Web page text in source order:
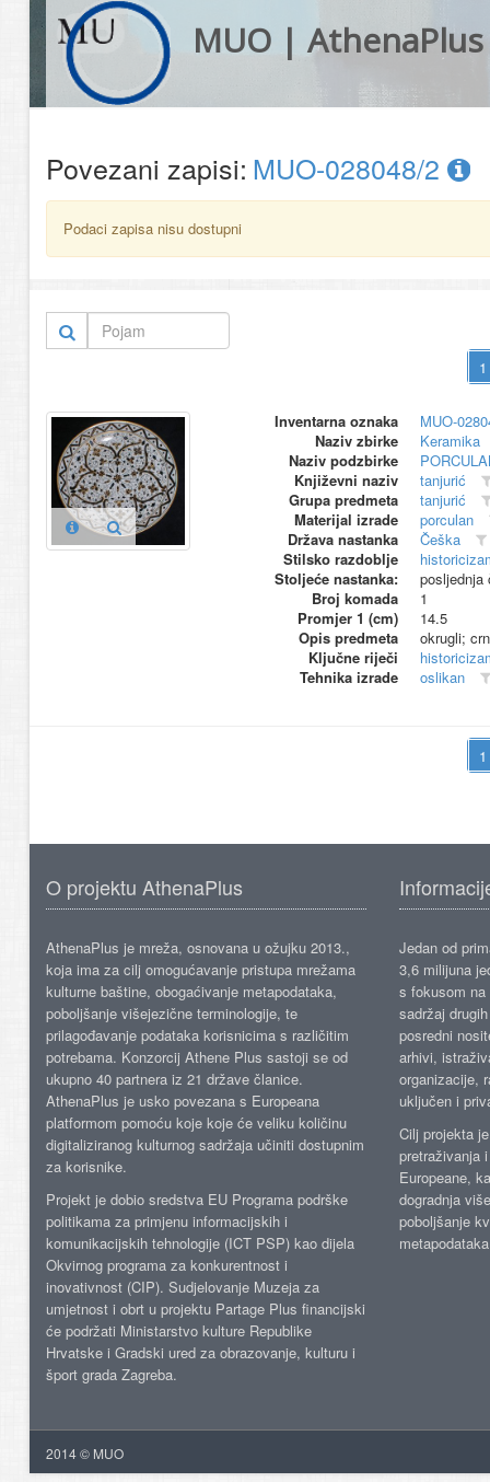
MUO | AthenaPlus
Povezani zapisi: MUO-028048/2
Podaci zapisa nisu dostupni
Inventarna oznaka
MUO-
Naziv zbirke
Keramika
Naziv podzbirke
Književni naziv
tanjurić
Grupa predmeta
tanjurić
Materijal izrade
porculan
Država nastanka
Češka
Stilsko razdoblje
Stoljeće nastanka:
posljednja
Broj komada
1
Promjer 1 (cm)
14.5
Opis predmeta
okrugli;
Ključne riječi
Tehnika izrade
oslikan
O projektu AthenaPlus
AthenaPlus je mreža, osnovana u ožujku 2013.,
koja ima za cilj omogućavanje pristupa mrežama
kulturne baštine, obogaćivanje metapodataka,
poboljšanje višejezične terminologije, te
prilagođavanje podataka korisnicima s različitim
potrebama. Konzorcij Athene Plus sastoji se od
ukupno 40 partnera iz 21 države članice.
AthenaPlus je usko povezana s Europeana
platformom pomoću koje koje će veliku količinu
digitaliziranog kulturnog sadržaja učiniti dostupnim
za korisnike.
Projekt je dobio sredstva EU Programa podrške
politikama za primjenu informacijskih i
komunikacijskih tehnologije (ICT PSP) kao dijela
Okvirnog programa za konkurentnost i
inovativnost (CIP). Sudjelovanje Muzeja za
umjetnost i obrt u projektu Partage Plus financijski
će podržati Ministarstvo kulture Republike
Hrvatske i Gradski ured za obrazovanje, kulturu i
šport grada Zagreba.
Jedan od
3,6 milijuna
s fokusom
sadržaj
posredni
arhivi,
organizacije,
uključen i
Cilj projekta
pretraživanja
Europeane,
dogradnja
poboljšanje
2014 © MUO